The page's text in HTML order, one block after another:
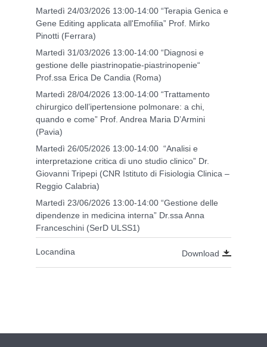
Martedì 24/03/2026 13:00-14:00 “Terapia Genica e
Gene Editing applicata all'Emofilia” Prof. Mirko
Pinotti (Ferrara)
Martedì 31/03/2026 13:00-14:00 “Diagnosi e
gestione delle piastrinopatie-piastrinopenie“
Prof.ssa Erica De Candia (Roma)
Martedì 28/04/2026 13:00-14:00 “Trattamento
chirurgico dell’ipertensione polmonare: a chi,
quando e come” Prof. Andrea Maria D’Armini
(Pavia)
Martedì 26/05/2026 13:00-14:00 “Analisi e
interpretazione critica di uno studio clinico” Dr.
Giovanni Tripepi (CNR Istituto di Fisiologia Clinica –
Reggio Calabria)
Martedì 23/06/2026 13:00-14:00 “Gestione delle
dipendenze in medicina interna” Dr.ssa Anna
Franceschini (SerD ULSS1)
Locandina Download